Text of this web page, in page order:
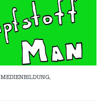
MEDIENBILDUNG,